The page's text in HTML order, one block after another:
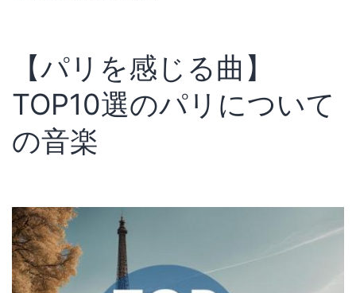
【パリを感じる曲】
TOP10選のパリについて
の音楽